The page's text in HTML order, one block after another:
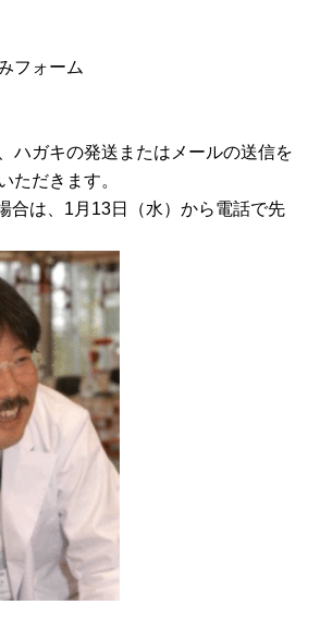
フォーム
ハガキの発送またはメールの送信を
ただきます。
合は、1月13日（水）から電話で先